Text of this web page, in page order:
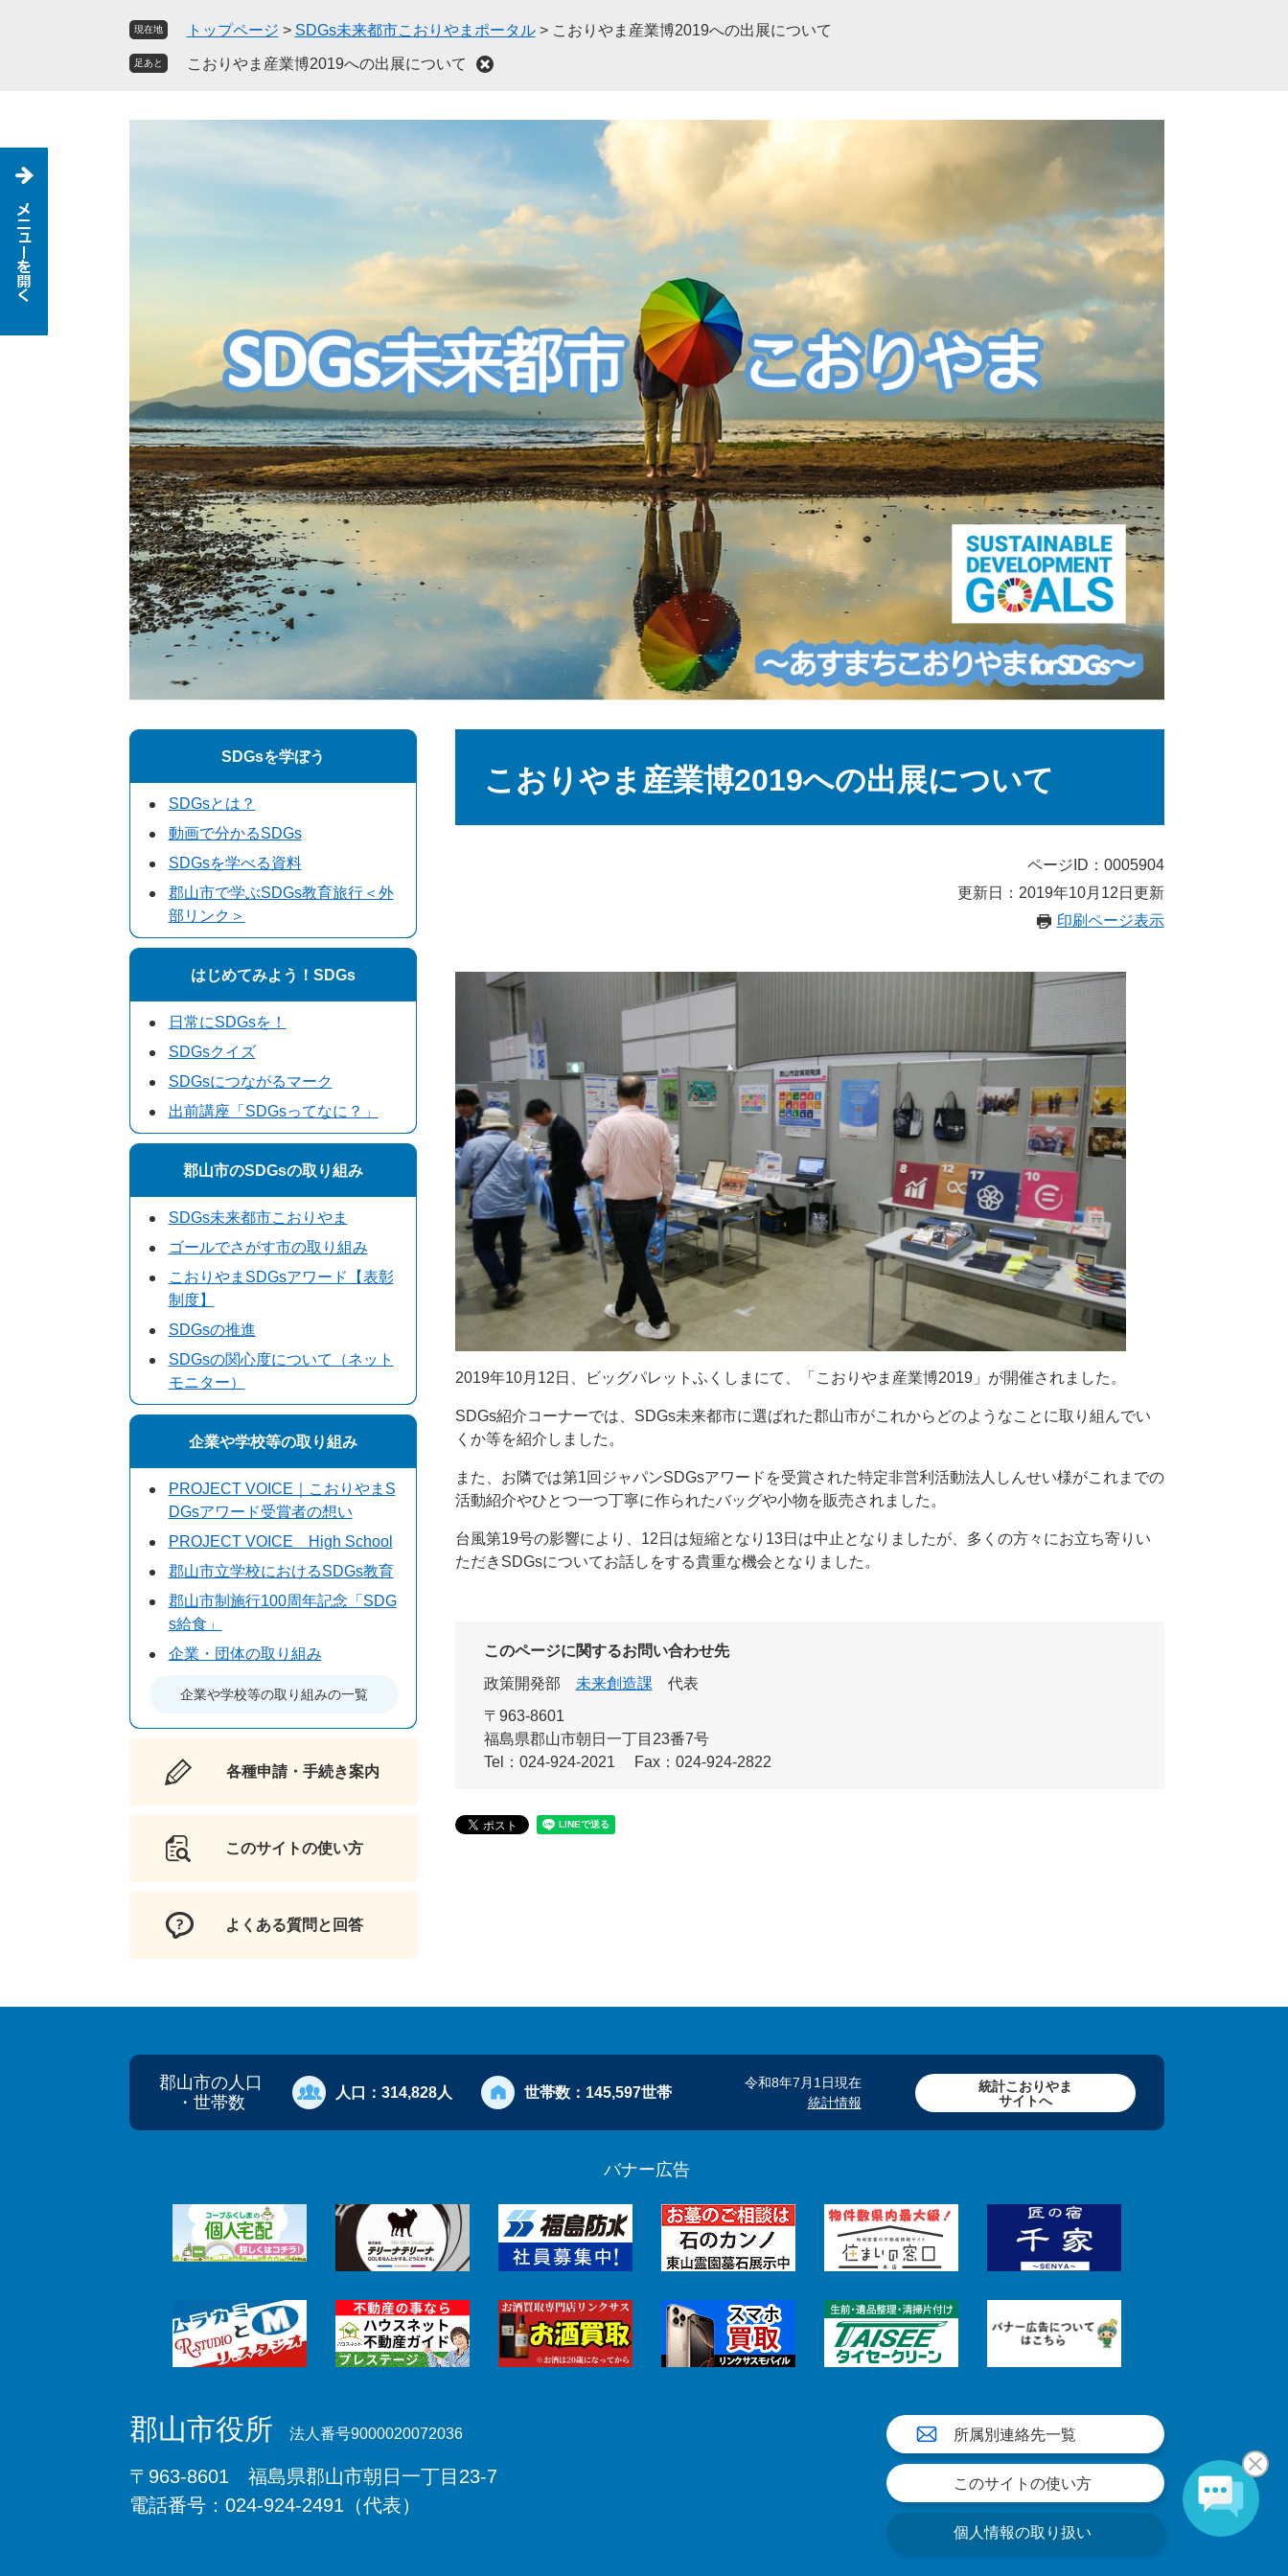
で
ば
現在地 トップページ > SDGs未来都市こおりやまポータル > こおりやま産業博2019への出展について
足あと こおりやま産業博2019への出展について
こおりやま産業博2019への出展について
ページID：0005904
更新日：2019年10月12日更新
印刷ページ表示
2019年10月12日、ビッグパレットふくしまにて、「こおりやま産業博2019」が開催されました。
SDGs紹介コーナーでは、SDGs未来都市に選ばれた郡山市がこれからどのようなことに取り組んでい
くか等を紹介しました。
また、お隣では第1回ジャパンSDGsアワードを受賞された特定非営利活動法人しんせい様がこれまでの
活動紹介やひとつ一つ丁寧に作られたバッグや小物を販売されました。
台風第19号の影響により、12日は短縮となり13日は中止となりましたが、多くの方々にお立ち寄りい
ただきSDGsについてお話しをする貴重な機会となりました。
このページに関するお問い合わせ先
政策開発部
未来創造課
代表
〒963-8601
福島県郡山市朝日一丁目23番7号
Tel：024-924-2021
Fax：024-924-2822
SDGsを学ぼう
SDGsとは？
動画で分かるSDGs
SDGsを学べる資料
郡山市で学ぶSDGs教育旅行＜外
部リンク＞
はじめてみよう！SDGs
日常にSDGsを！
SDGsクイズ
SDGsにつながるマーク
出前講座「SDGsってなに？」
郡山市のSDGsの取り組み
SDGs未来都市こおりやま
ゴールでさがす市の取り組み
こおりやまSDGsアワード【表彰
制度】
SDGsの推進
SDGsの関心度について（ネット
モニター）
企業や学校等の取り組み
PROJECT VOICE｜こおりやまS
DGsアワード受賞者の想い
PROJECT VOICE High School
郡山市立学校におけるSDGs教育
郡山市制施行100周年記念「SDG
s給食」
企業・団体の取り組み
企業や学校等の取り組みの一覧
各種申請・手続き案内
このサイトの使い方
よくある質問と回答
郡山市の人口
・世帯数
人口： 314,828人 世帯数： 145,597世帯
令和8年7月1日現在
統計情報
統計こおりやま
サイトへ
バナー広告
郡山市役所 法人番号9000020072036
〒963-8601 福島県郡山市朝日一丁目23-7
電話番号：024-924-2491（代表）
所属別連絡先一覧
このサイトの使い方
個人情報の取り扱い